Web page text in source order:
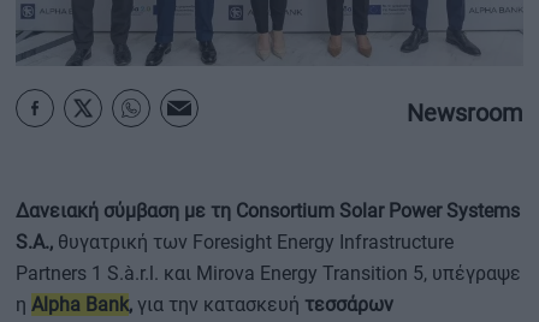
Newsroom
Δανειακή σύμβαση με τη Consortium Solar Power Systems
S.A., θυγατρική των Foresight Energy Infrastructure
Partners 1 S.à.r.l. και Mirova Energy Transition 5, υπέγραψε
η Alpha Bank, για την κατασκευή τεσσάρων